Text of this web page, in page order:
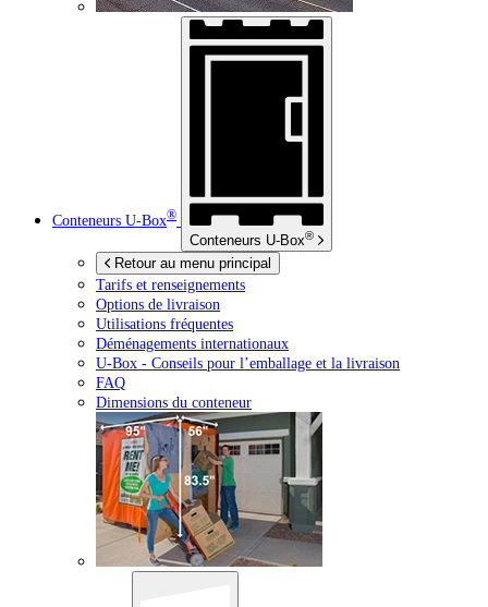
Conteneurs U-Box®
Conteneurs U-Box®
Retour au menu principal
Tarifs et renseignements
Options de livraison
Utilisations fréquentes
Déménagements internationaux
U-Box - Conseils pour l’emballage et la livraison
FAQ
Dimensions du conteneur